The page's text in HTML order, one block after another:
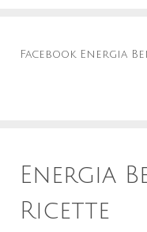
Facebook Energia
Energia
Ricette